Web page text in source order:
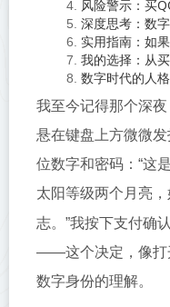
风险警示：买
深度思考：数
实用指南：如
我的选择：从
数字时代的人
我至今记得那个深
悬在键盘上方微微
位数字和密码：“这
太阳等级两个月亮
志。”我按下支付确
——这个决定，像打
数字身份的理解。